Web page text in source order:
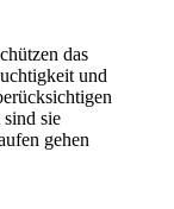
das
und
sie
gehen